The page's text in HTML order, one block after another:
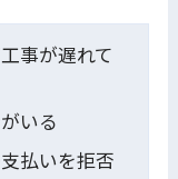
事が遅れて
いる
払いを拒否